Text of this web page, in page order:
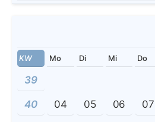
KW Mo Di Mi Do
39
40 04 05 06 07